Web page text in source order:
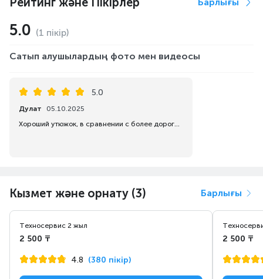
5.0 (1 пікір)
Сатып алушылардың фото мен видеосы
5.0
Дулат
05.10.2025
Хороший утюжок, в сравнении с более дорогими моделями данной серии, то же самое, но в 1, 5 раза дешевле.
Кызмет және орнату (3) Барлығы
Техносервис 2 жыл
2 500 ₸
4.8 (380 пікір)
2 500 ₸